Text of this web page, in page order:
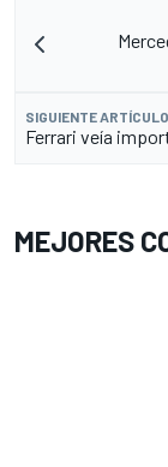
SIGUIENTE ARTÍCULO
Ferrari veía
MEJORES